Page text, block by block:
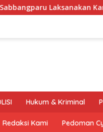
Karya Bhakti
Hukum & Kriminal
Redaksi Kami Pedoman